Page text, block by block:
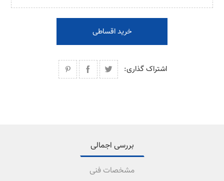
خرید اقساطی
اشتراک گذاری:
بررسی اجمالی
مشخصات فنی